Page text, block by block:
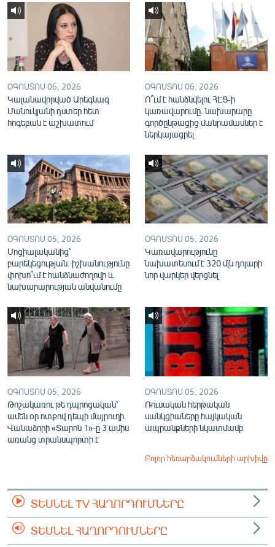
English
Русский
ՀԵՏԵՎԵՔ ՄԵԶ
ՕԳՈՍՏՈՍ 06, 2026
Կալանավորված Արեգնազ
Մանուկյանի դստեր հետ
հոգեբան է աշխատում
ՕԳՈՍՏՈՍ 06, 2026
Ո՞ւմ է հանձնվելու ՀԷՑ-ի
կառավարումը. նախարարը
գործընթացից մանրամասներ է
ներկայացրել
ՕԳՈՍՏՈՍ 05, 2026
Սոցիալականից՝
բարեկեցության. իշխանությունը
փոխո՞ւմ է հանձնաժողովի և
նախարարության անվանումը
ՕԳՈՍՏՈՍ 05, 2026
Կառավարությունը
նախատեսում է 320 մլն դոլարի
նոր վարկեր վերցնել
ՕԳՈՍՏՈՍ 05, 2026
Թոշակառու թե դպրոցական՝
ամեն օր ոտքով դեպի մայրուղի.
Վանաձորի «Տարոն 1»-ը 3 ամիս
առանց տրանսպորտի է
ՕԳՈՍՏՈՍ 05, 2026
Ռուսական հերթական
սանկցիաները հայկական
ապրանքների նկատմամբ
Բոլոր հեռարձակումների արխիվը
ՏԵՍՆԵԼ TV ՀԱՂՈՐԴՈՒՄՆԵՐԸ
ՏԵՍՆԵԼ ՀԱՂՈՐԴՈՒՄՆԵՐԸ